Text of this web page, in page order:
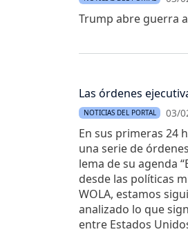
Trump abre guerra
Las órdenes
NOTICIAS DEL PORTAL 03/
En sus primeras 24
una serie de
lema de su agenda
desde las políticas
WOLA, estamos
analizado lo que
entre Estados